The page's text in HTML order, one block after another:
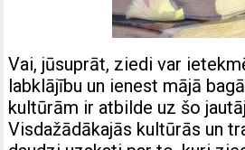
Vai, jūsuprāt, ziedi var
labklājību un ienest mājā
kultūrām ir atbilde uz šo
Visdažādākajās kultūrās un